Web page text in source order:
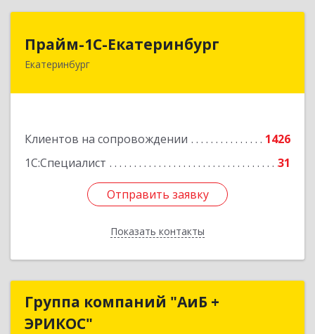
Прайм-1С-Екатеринбург
Екатеринбург
Клиентов на сопровождении
1426
1С:Специалист
31
Отправить заявку
Показать контакты
Прайм-1С-Екатеринбург
620142, Свердловская обл, Екатеринбург г, 8
Отправить заявку
Назад
Группа компаний "АиБ +
ЭРИКОС"
Группа компаний "АиБ +